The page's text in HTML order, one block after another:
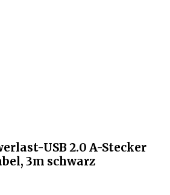
USB 2.0 A-Stecker
3m schwarz